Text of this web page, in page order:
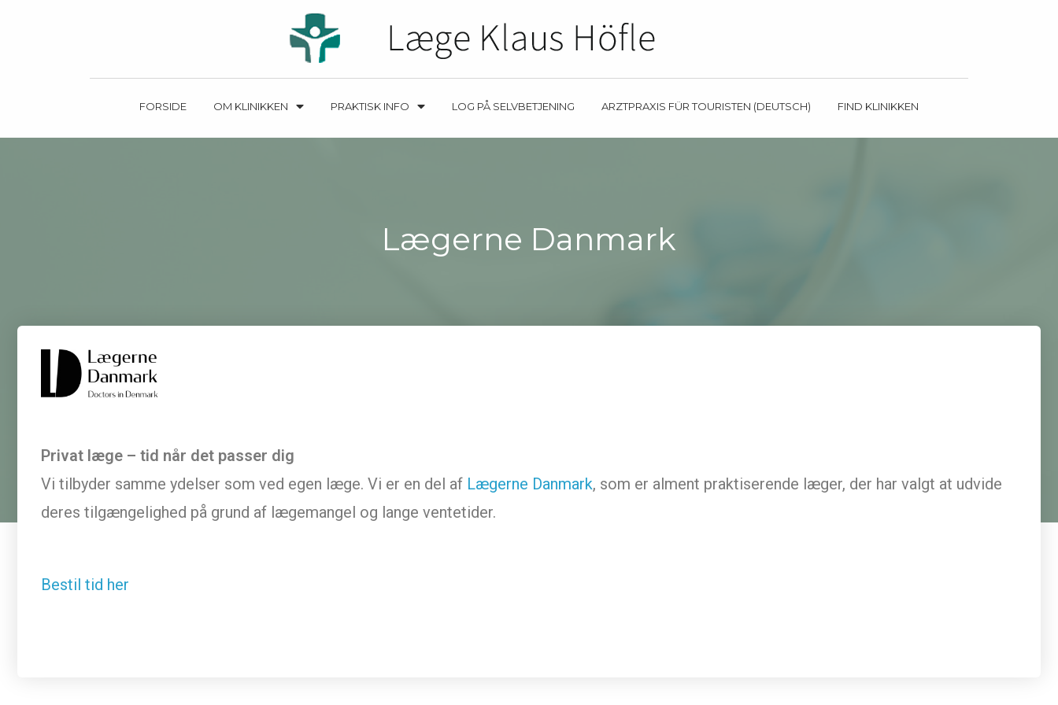
FORSIDE OM KLINIKKEN PRAKTISK INFO LOG PÅ SELVBETJENING ARZTPRAXIS FÜR TOURISTEN (DEUTSCH) FIND KLINIKKEN
Lægerne Danmark
Privat læge – tid når det passer dig
Vi tilbyder samme ydelser som ved egen læge. Vi er en del af Lægerne Danmark, som er alment praktiserende læger, der har valgt at udvide
deres tilgængelighed på grund af lægemangel og lange ventetider.
Bestil tid her